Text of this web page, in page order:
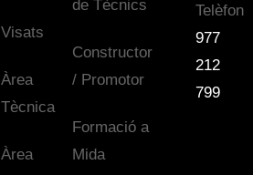
Visats
Àrea
Tècnica
Àrea
de Tècnics
Constructor
/ Promotor
Formació a
Mida
Telèfon
977
212
799